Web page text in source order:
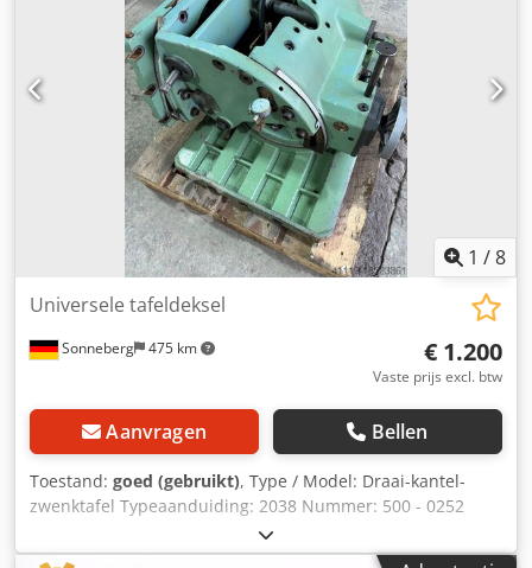
b=25mm; c=9mm Grondplaat: afmeting 380x300mm met 6
opspangroeven BxL=14x20mm De machinetafel is zo goed
als nieuw! *
1 /8
Sonneberg 475 km
Universele tafeldeksel
€ 1.200
Vaste prijs excl. btw
Aanvragen Bellen
Toestand: goed (gebruikt), Type / Model: Draai-kantel-
zwenktafel Typeaanduiding: 2038 Nummer: 500 - 0252
Dwedpfxsvzlibe Akxja Tafelblad: 700 x 430 mm
Klemoppervlak: 700 x 430 mm Stopoppervlak: 580/500 x